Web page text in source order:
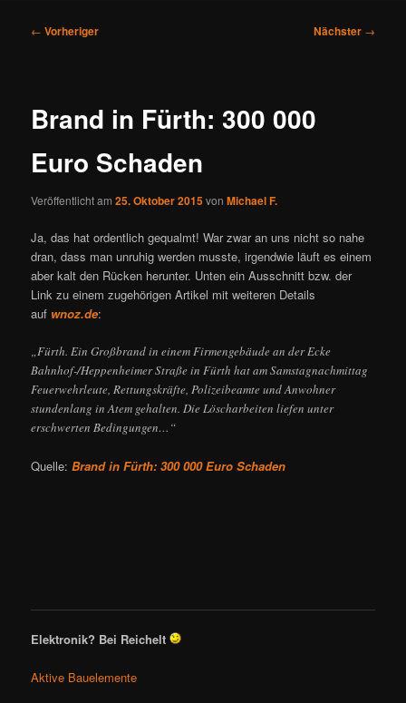
Beitragsnavigation
← Vorheriger Nächster →
Brand in Fürth: 300 000
Euro Schaden
Veröffentlicht am25. Oktober 2015vonMichael F.
Ja, das hat ordentlich gequalmt! War zwar an uns nicht so nahe
dran, dass man unruhig werden musste, irgendwie läuft es einem
aber kalt den Rücken herunter. Unten ein Ausschnitt bzw. der
Link zu einem zugehörigen Artikel mit weiteren Details
auf wnoz.de:
„Fürth. Ein Großbrand in einem Firmengebäude an der Ecke
Bahnhof-/Heppenheimer Straße in Fürth hat am Samstagnachmittag
Feuerwehrleute, Rettungskräfte, Polizeibeamte und Anwohner
stundenlang in Atem gehalten. Die Löscharbeiten liefen unter
erschwerten Bedingungen…“
Quelle:Brand in Fürth: 300 000 Euro Schaden
Elektronik? Bei Reichelt
Aktive Bauelemente